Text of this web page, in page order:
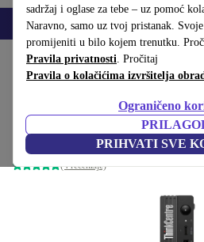
sadržaj i oglase za tebe – uz pomoć
Naravno, samo uz tvoj pristanak. Svoje
promijeniti u bilo kojem trenutku.
Pravila privatnosti. Pročitaj
Pravila o kolačićima izvršitelja
Ograničeno
PRIHVATI SVE
Mobiteli Prijenosna računala Tableti
Početna stranica Proizvodi Desktop računala
Lenovo ThinkCentre
3 Tiny
i5-12400T | 16 GB | 256 GB SSD |
(4 recenzije)